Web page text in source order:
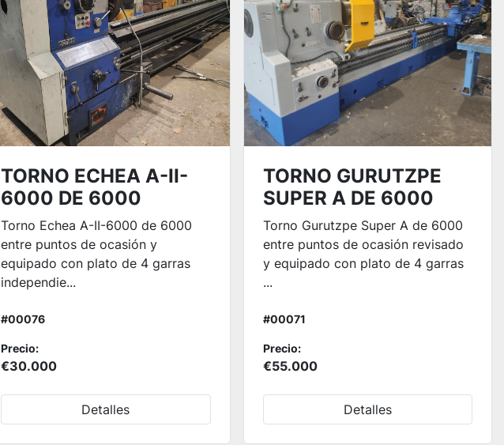
TORNO ECHEA A-II-
6000 DE 6000
Torno Echea A-II-6000 de 6000
entre puntos de ocasión y
equipado con plato de 4 garras
independie...
#00076
Precio:
€30.000
Detalles
TORNO GURUTZPE
SUPER A DE 6000
Torno Gurutzpe Super A de 6000
entre puntos de ocasión revisado
y equipado con plato de 4 garras
...
#00071
Precio:
€55.000
Detalles